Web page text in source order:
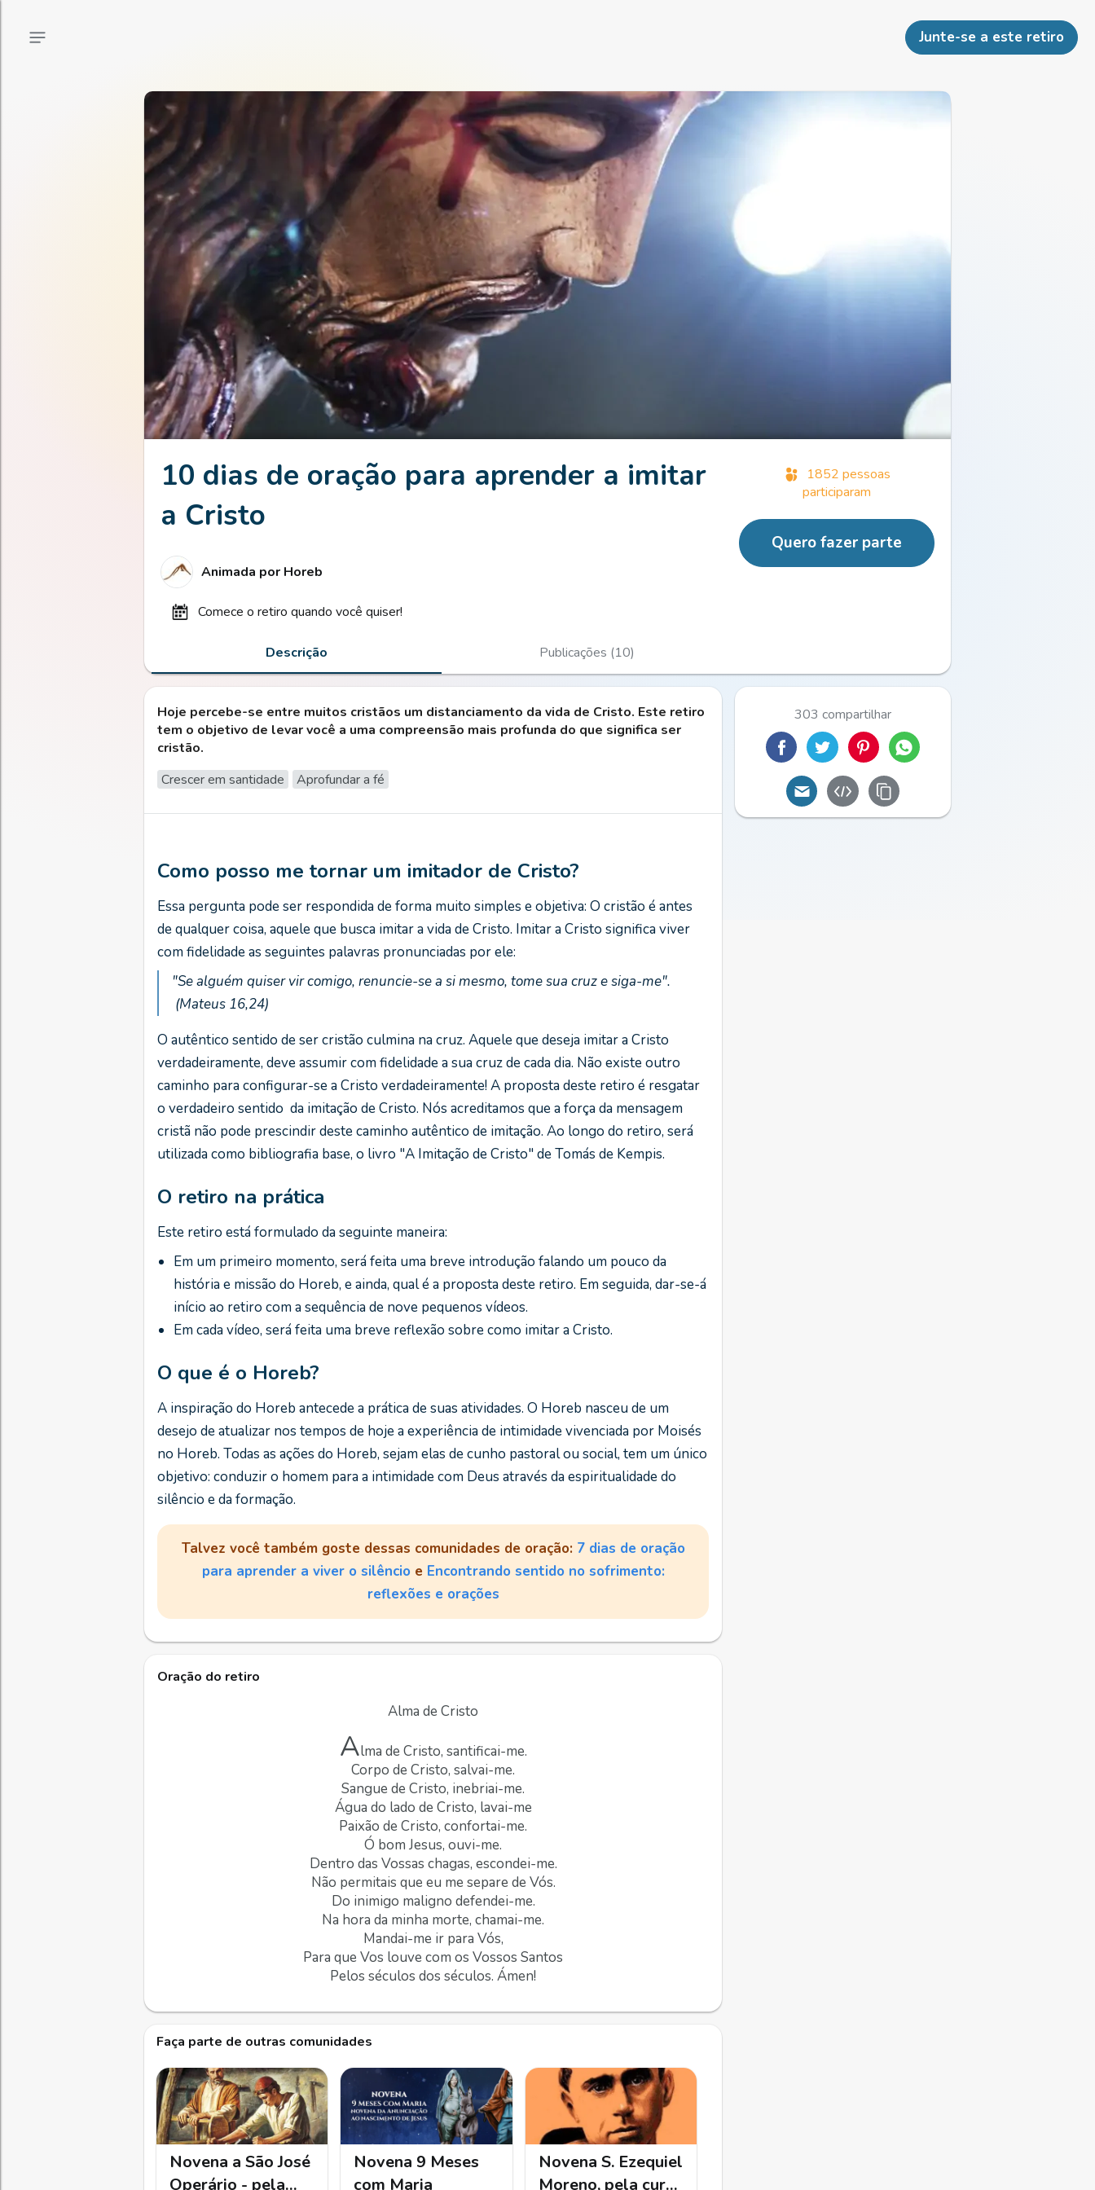
Junte-se a este retiro
10 dias de oração para aprender a imitar
a Cristo
Animada por Horeb
comece o retiro quando você quiser!
Descrição Publicações (10)
1852 pessoas
participaram
Quero fazer parte
Hoje percebe-se entre muitos cristãos um distanciamento da vida de Cristo. Este retiro
tem o objetivo de levar você a uma compreensão mais profunda do que significa ser
cristão.
Crescer em santidade
Aprofundar a fé
Como posso me tornar um imitador de Cristo?
Essa pergunta pode ser respondida de forma muito simples e objetiva: O cristão é antes
de qualquer coisa, aquele que busca imitar a vida de Cristo. Imitar a Cristo significa viver
com fidelidade as seguintes palavras pronunciadas por ele:
"Se alguém quiser vir comigo, renuncie-se a si mesmo, tome sua cruz e siga-me".
(Mateus 16,24)
O autêntico sentido de ser cristão culmina na cruz. Aquele que deseja imitar a Cristo
verdadeiramente, deve assumir com fidelidade a sua cruz de cada dia. Não existe outro
caminho para configurar-se a Cristo verdadeiramente! A proposta deste retiro é resgatar
o verdadeiro sentido da imitação de Cristo. Nós acreditamos que a força da mensagem
cristã não pode prescindir deste caminho autêntico de imitação. Ao longo do retiro, será
utilizada como bibliografia base, o livro "A Imitação de Cristo" de Tomás de Kempis.
O retiro na prática
Este retiro está formulado da seguinte maneira:
Em um primeiro momento, será feita uma breve introdução falando um pouco da
história e missão do Horeb, e ainda, qual é a proposta deste retiro. Em seguida, dar-se-á
início ao retiro com a sequência de nove pequenos vídeos.
Em cada vídeo, será feita uma breve reflexão sobre como imitar a Cristo.
O que é o Horeb?
A inspiração do Horeb antecede a prática de suas atividades. O Horeb nasceu de um
desejo de atualizar nos tempos de hoje a experiência de intimidade vivenciada por Moisés
no Horeb. Todas as ações do Horeb, sejam elas de cunho pastoral ou social, tem um único
objetivo: conduzir o homem para a intimidade com Deus através da espiritualidade do
silêncio e da formação.
Talvez você também goste dessas comunidades de oração: 7 dias de oração
para aprender a viver o silêncioe Encontrando sentido no sofrimento:
reflexões e orações
Oração do retiro
Alma de Cristo
Alma de Cristo, santificai-me.
Corpo de Cristo, salvai-me.
Sangue de Cristo, inebriai-me.
Água do lado de Cristo, lavai-me
Paixão de Cristo, confortai-me.
Ó bom Jesus, ouvi-me.
Dentro das Vossas chagas, escondei-me.
Não permitais que eu me separe de Vós.
Do inimigo maligno defendei-me.
Na hora da minha morte, chamai-me.
Mandai-me ir para Vós,
Para que Vos louve com os Vossos Santos
Pelos séculos dos séculos. Ámen!
Faça parte de outras comunidades
Novena a São José
Operário - pela
Novena 9 Meses
com Maria
Novena S. Ezequiel
Moreno, pela cura
303 compartilhar